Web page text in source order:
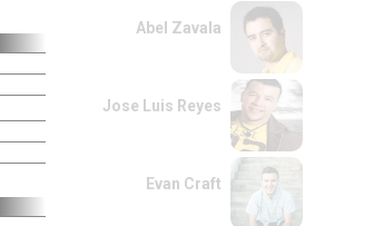
Abel Zavala
Jose Luis Reyes
Evan Craft